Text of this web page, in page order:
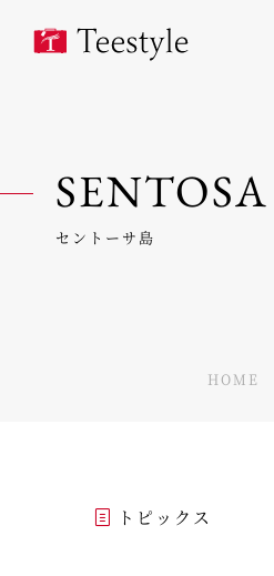
SENTOSA
セントーサ島
HOME
トピックス